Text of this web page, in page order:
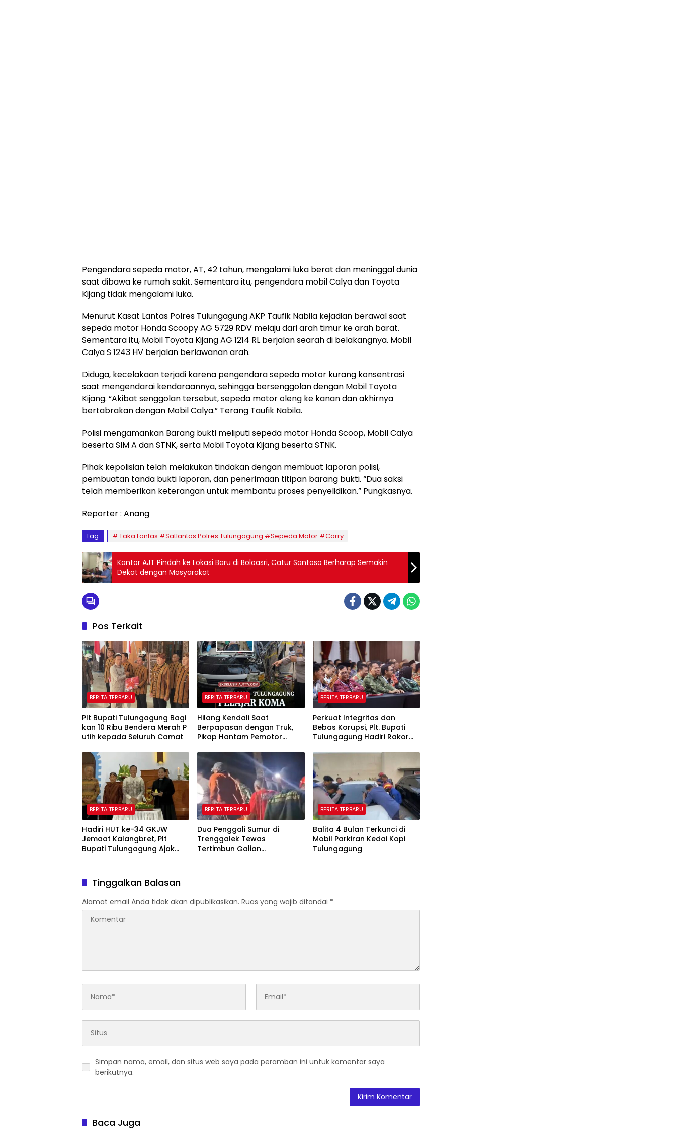
Pengendara sepeda motor, AT, 42 tahun, mengalami luka berat dan meninggal dunia
saat dibawa ke rumah sakit. Sementara itu, pengendara mobil Calya dan Toyota
Kijang tidak mengalami luka.
Menurut Kasat Lantas Polres Tulungagung AKP Taufik Nabila kejadian berawal saat
sepeda motor Honda Scoopy AG 5729 RDV melaju dari arah timur ke arah barat.
Sementara itu, Mobil Toyota Kijang AG 1214 RL berjalan searah di belakangnya. Mobil
Calya S 1243 HV berjalan berlawanan arah.
Diduga, kecelakaan terjadi karena pengendara sepeda motor kurang konsentrasi
saat mengendarai kendaraannya, sehingga bersenggolan dengan Mobil Toyota
Kijang. “Akibat senggolan tersebut, sepeda motor oleng ke kanan dan akhirnya
bertabrakan dengan Mobil Calya.” Terang Taufik Nabila.
Polisi mengamankan Barang bukti meliputi sepeda motor Honda Scoop, Mobil Calya
beserta SIM A dan STNK, serta Mobil Toyota Kijang beserta STNK.
Pihak kepolisian telah melakukan tindakan dengan membuat laporan polisi,
pembuatan tanda bukti laporan, dan penerimaan titipan barang bukti. “Dua saksi
telah memberikan keterangan untuk membantu proses penyelidikan.” Pungkasnya.
Reporter : Anang
Tag: Laka Lantas #Satlantas Polres Tulungagung #Sepeda Motor #Carry
Kantor AJT Pindah ke Lokasi Baru di Boloasri, Catur Santoso Berharap Semakin
Dekat dengan Masyarakat
Pos Terkait
BERITA TERBARU
Plt Bupati Tulungagung Bagi
kan 10 Ribu Bendera Merah P
utih kepada Seluruh Camat
BERITA TERBARU
Hilang Kendali Saat
Berpapasan dengan Truk,
Pikap Hantam Pemotor
Tulungagung
BERITA TERBARU
Perkuat Integritas dan
Bebas Korupsi, Plt. Bupati
Tulungagung Hadiri Rakor
BERITA TERBARU
Hadiri HUT ke-34 GKJW
Jemaat Kalangbret, Plt
Bupati Tulungagung Ajak
BERITA TERBARU
Dua Penggali Sumur di
Trenggalek Tewas
Tertimbun Galian
BERITA TERBARU
Balita 4 Bulan Terkunci di
Mobil Parkiran Kedai Kopi
Tulungagung
Tinggalkan Balasan
Alamat email Anda tidak akan dipublikasikan. Ruas yang wajib ditandai *
Simpan nama, email, dan situs web saya pada peramban ini untuk komentar saya
berikutnya.
Baca Juga